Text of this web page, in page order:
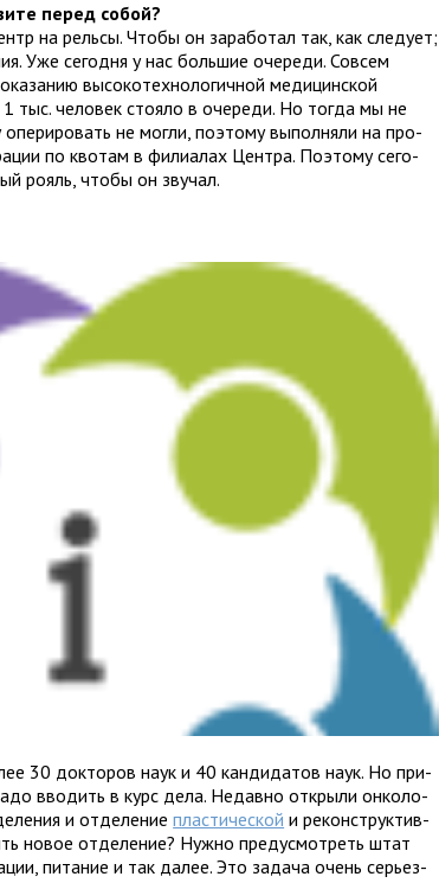
перед собой?
на рельсы. Чтобы он зара­бо­тал так, как сле­дует;
Уже сего­дня у нас боль­шие оче­реди. Совсем
высо­ко­тех­но­ло­гич­ной меди­цин­ской
тыс. чело­век сто­яло в оче­реди. Но тогда мы не
не могли, поэтому выпол­няли на про­
по кво­там в фили­а­лах Центра. Поэтому сего­
рояль, чтобы он звучал.
30 док­то­ров наук и 40 кан­ди­да­тов наук. Но при­
вво­дить в курс дела. Недавно открыли онко­ло­
и отде­ле­ниепла­сти­че­ской и рекон­струк­тив­
новое отде­ле­ние? Нужно преду­смот­реть штат
пита­ние и так далее. Это задача очень серьез­